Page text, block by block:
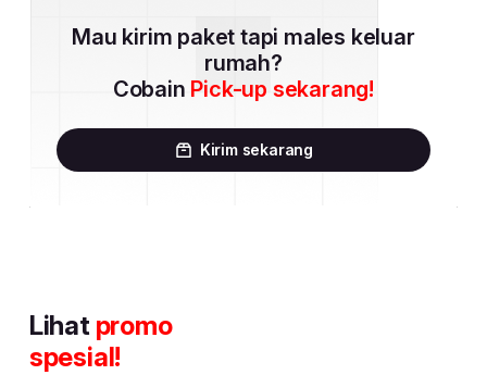
Mau kirim paket tapi males keluar
rumah?
Cobain Pick-up sekarang!
Kirim sekarang
Lihat promo
spesial!